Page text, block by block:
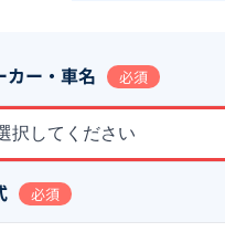
カー・車名 必須
択してください
必須